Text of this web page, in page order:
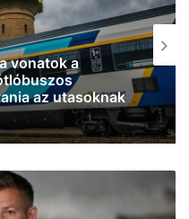
pincéjében
mellett